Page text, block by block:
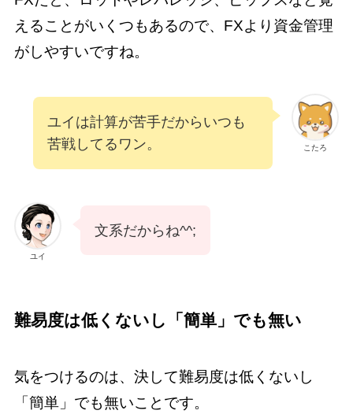
えることがいくつもあるので、FXより資金管理
がしやすいですね。
こたろ
ユイは計算が苦手だからいつも
苦戦してるワン。
ユイ
文系だからね^^;
難易度は低くないし「簡単」でも無い
気をつけるのは、決して難易度は低くないし
「簡単」でも無いことです。